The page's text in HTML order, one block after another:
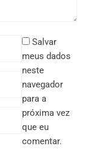
Salvar
meus dados
neste
navegador
para a
próxima vez
que eu
comentar.